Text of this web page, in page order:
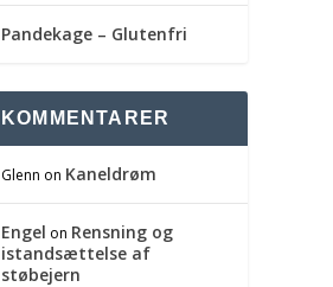
Pandekage – Glutenfri
KOMMENTARER
Glenn on Kaneldrøm
Engel on Rensning og
istandsættelse af
støbejern